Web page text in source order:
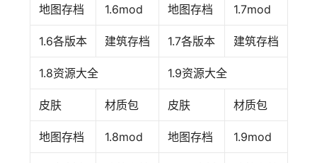
地图存档 1.6mod 地图存档 1.7mod
1.6各版本 建筑存档 1.7各版本 建筑存档
1.8资源大全 1.9资源大全
皮肤 材质包 皮肤 材质包
地图存档 1.8mod 地图存档 1.9mod